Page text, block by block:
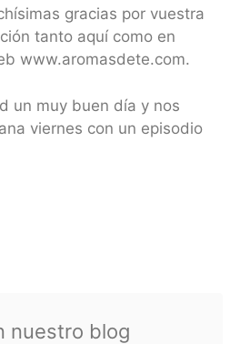
gracias por vuestra
tanto aquí como en
www.aromasdete.com.
un muy buen día y nos
viernes con un episodio
nuestro blog